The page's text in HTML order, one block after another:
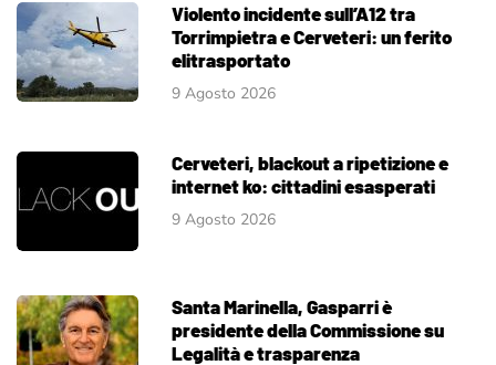
Violento incidente sull’A12 tra
Torrimpietra e Cerveteri: un ferito
elitrasportato
9 Agosto 2026
Cerveteri, blackout a ripetizione e
internet ko: cittadini esasperati
9 Agosto 2026
Santa Marinella, Gasparri è
presidente della Commissione su
Legalità e trasparenza